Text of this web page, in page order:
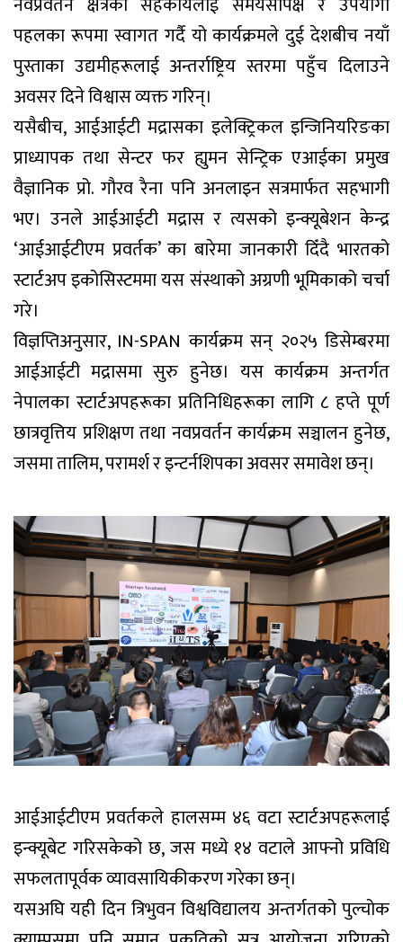
पहलका रूपमा स्वागत गर्दै यो कार्यक्रमले दुई देशबीच नयाँ
पुस्ताका उद्यमीहरूलाई अन्तर्राष्ट्रिय स्तरमा पहुँच दिलाउने
अवसर दिने विश्वास व्यक्त गरिन्।
यसैबीच, आईआईटी मद्रासका इलेक्ट्रिकल इन्जिनियरिङका
प्राध्यापक तथा सेन्टर फर ह्युमन सेन्ट्रिक एआईका प्रमुख
वैज्ञानिक प्रो. गौरव रैना पनि अनलाइन सत्रमार्फत सहभागी
भए। उनले आईआईटी मद्रास र त्यसको इन्क्यूबेशन केन्द्र
‘आईआईटीएम प्रवर्तक’ का बारेमा जानकारी दिँदै भारतको
स्टार्टअप इकोसिस्टममा यस संस्थाको अग्रणी भूमिकाको चर्चा
गरे।
विज्ञप्तिअनुसार, IN-SPAN कार्यक्रम सन् २०२५ डिसेम्बरमा
आईआईटी मद्रासमा सुरु हुनेछ। यस कार्यक्रम अन्तर्गत
नेपालका स्टार्टअपहरूका प्रतिनिधिहरूका लागि ८ हप्ते पूर्ण
छात्रवृत्तिय प्रशिक्षण तथा नवप्रवर्तन कार्यक्रम सञ्चालन हुनेछ,
जसमा तालिम, परामर्श र इन्टर्नशिपका अवसर समावेश छन्।
आईआईटीएम प्रवर्तकले हालसम्म ४६ वटा स्टार्टअपहरूलाई
इन्क्यूबेट गरिसकेको छ, जस मध्ये १४ वटाले आफ्नो प्रविधि
सफलतापूर्वक व्यावसायिकीकरण गरेका छन्।
यसअघि यही दिन त्रिभुवन विश्वविद्यालय अन्तर्गतको पुल्चोक